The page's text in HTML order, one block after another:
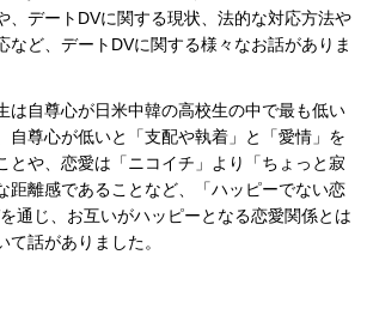
、デートDVに関する現状、法的な対応方法や
など、デートDVに関する様々なお話がありま
自尊心が日米中韓の高校生の中で最も低い
自尊心が低いと「支配や執着」と「愛情」を
とや、恋愛は「ニコイチ」より「ちょっと寂
距離感であることなど、「ハッピーでない恋
通じ、お互いがハッピーとなる恋愛関係とは
て話がありました。